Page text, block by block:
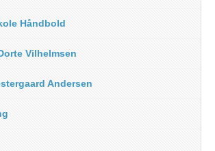
Håndbold
Vilhelmsen
Andersen